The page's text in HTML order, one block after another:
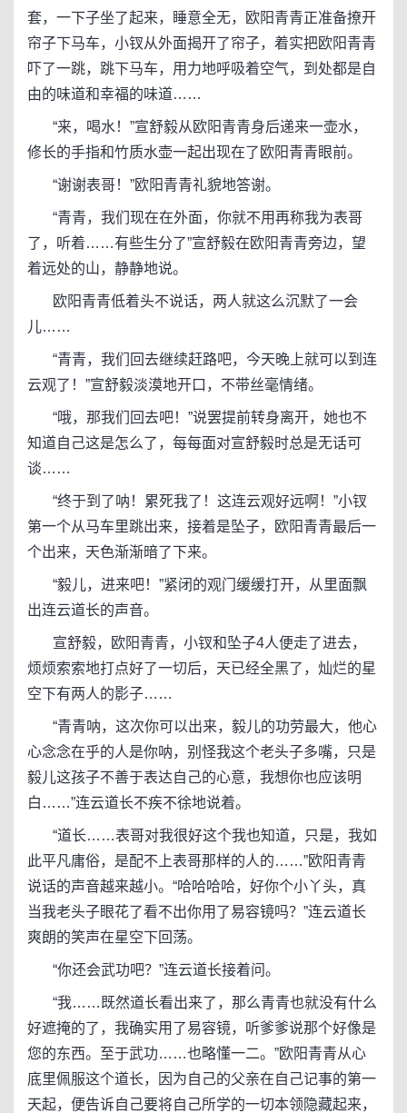
套，一下子坐了起来，睡意全无，欧阳青青正准备撩开
帘子下马车，小钗从外面揭开了帘子，着实把欧阳青青
吓了一跳，跳下马车，用力地呼吸着空气，到处都是自
由的味道和幸福的味道……
“来，喝水！”宣舒毅从欧阳青青身后递来一壶水，
修长的手指和竹质水壶一起出现在了欧阳青青眼前。
“谢谢表哥！”欧阳青青礼貌地答谢。
“青青，我们现在在外面，你就不用再称我为表哥
了，听着……有些生分了”宣舒毅在欧阳青青旁边，望
着远处的山，静静地说。
欧阳青青低着头不说话，两人就这么沉默了一会
儿……
“青青，我们回去继续赶路吧，今天晚上就可以到连
云观了！”宣舒毅淡漠地开口，不带丝毫情绪。
“哦，那我们回去吧！”说罢提前转身离开，她也不
知道自己这是怎么了，每每面对宣舒毅时总是无话可
谈……
“终于到了呐！累死我了！这连云观好远啊！”小钗
第一个从马车里跳出来，接着是坠子，欧阳青青最后一
个出来，天色渐渐暗了下来。
“毅儿，进来吧！”紧闭的观门缓缓打开，从里面飘
出连云道长的声音。
宣舒毅，欧阳青青，小钗和坠子4人便走了进去，
烦烦索索地打点好了一切后，天已经全黑了，灿烂的星
空下有两人的影子……
“青青呐，这次你可以出来，毅儿的功劳最大，他心
心念念在乎的人是你呐，别怪我这个老头子多嘴，只是
毅儿这孩子不善于表达自己的心意，我想你也应该明
白……”连云道长不疾不徐地说着。
“道长……表哥对我很好这个我也知道，只是，我如
此平凡庸俗，是配不上表哥那样的人的……”欧阳青青
说话的声音越来越小。“哈哈哈哈，好你个小丫头，真
当我老头子眼花了看不出你用了易容镜吗？”连云道长
爽朗的笑声在星空下回荡。
“你还会武功吧？”连云道长接着问。
“我……既然道长看出来了，那么青青也就没有什么
好遮掩的了，我确实用了易容镜，听爹爹说那个好像是
您的东西。至于武功……也略懂一二。”欧阳青青从心
底里佩服这个道长，因为自己的父亲在自己记事的第一
天起，便告诉自己要将自己所学的一切本领隐藏起来，